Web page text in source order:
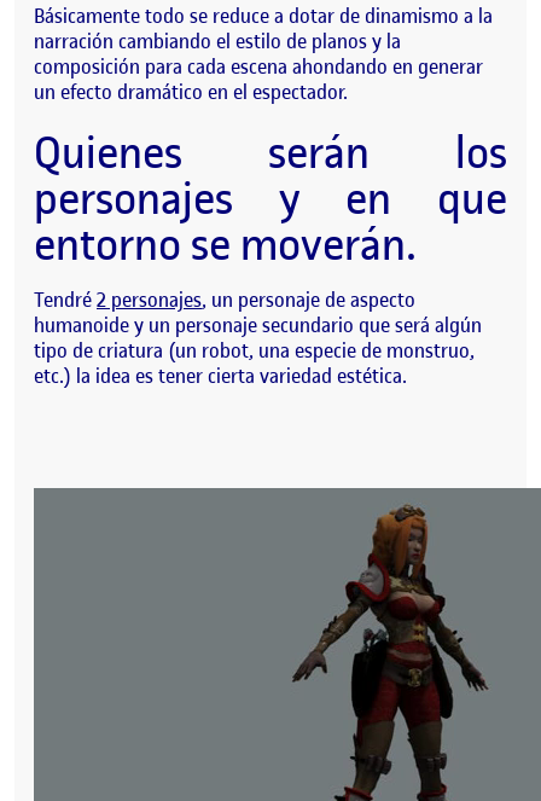
Básicamente todo se reduce a dotar de dinamismo a la
narración cambiando el estilo de planos y la
composición para cada escena ahondando en generar
un efecto dramático en el espectador.
Quienes serán los
personajes y en que
entorno se moverán.
Tendré2 personajes, un personaje de aspecto
humanoide y un personaje secundario que será algún
tipo de criatura (un robot, una especie de monstruo,
etc.) la idea es tener cierta variedad estética.